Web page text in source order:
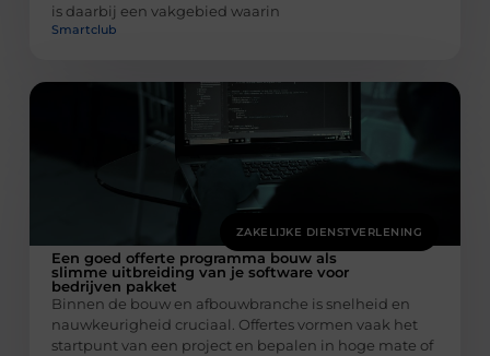
is daarbij een vakgebied waarin
Smartclub
ZAKELIJKE DIENSTVERLENING
Een goed offerte programma bouw als
slimme uitbreiding van je software voor
bedrijven pakket
Binnen de bouw en afbouwbranche is snelheid en
nauwkeurigheid cruciaal. Offertes vormen vaak het
startpunt van een project en bepalen in hoge mate of